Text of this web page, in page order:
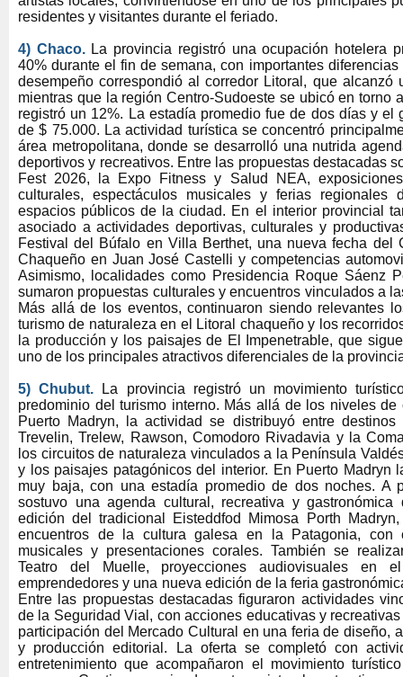
residentes y visitantes durante el feriado.
4) Chaco. La provincia registró una ocupación hotelera
40% durante el fin de semana, con importantes
desempeño correspondió al corredor Litoral, que alcanzó
mientras que la región Centro-Sudoeste se ubicó en torno
registró un 12%. La estadía promedio fue de dos días y el
de $ 75.000. La actividad turística se concentró
área metropolitana, donde se desarrolló una nutrida
deportivos y recreativos. Entre las propuestas destacadas
Fest 2026, la Expo Fitness y Salud NEA,
culturales, espectáculos musicales y ferias regionales
espacios públicos de la ciudad. En el interior provincial
asociado a actividades deportivas, culturales y
Festival del Búfalo en Villa Berthet, una nueva fecha del
Chaqueño en Juan José Castelli y competencias
Asimismo, localidades como Presidencia Roque Sáenz
sumaron propuestas culturales y encuentros vinculados a
Más allá de los eventos, continuaron siendo relevantes
turismo de naturaleza en el Litoral chaqueño y los
la producción y los paisajes de El Impenetrable, que
uno de los principales atractivos diferenciales de la
5) Chubut.
La provincia registró un movimiento
predominio del turismo interno. Más allá de los niveles de
Puerto Madryn, la actividad se distribuyó entre destinos
Trevelin, Trelew, Rawson, Comodoro Rivadavia y la
los circuitos de naturaleza vinculados a la Península
y los paisajes patagónicos del interior. En Puerto Madryn
muy baja, con una estadía promedio de dos noches. A
sostuvo una agenda cultural, recreativa y
edición del tradicional Eisteddfod Mimosa Porth
encuentros de la cultura galesa en la Patagonia, con
musicales y presentaciones corales. También se
Teatro del Muelle, proyecciones audiovisuales en
emprendedores y una nueva edición de la feria
Entre las propuestas destacadas figuraron actividades
de la Seguridad Vial, con acciones educativas y
participación del Mercado Cultural en una feria de diseño,
y producción editorial. La oferta se completó con
entretenimiento que acompañaron el movimiento